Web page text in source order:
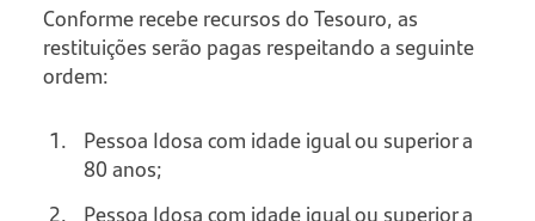
Conforme recebe recursos do Tesouro, as
restituições serão pagas respeitando a seguinte
ordem:
Pessoa Idosa com idade igual ou superior a
80 anos;
Pessoa Idosa com idade igual ou superior a